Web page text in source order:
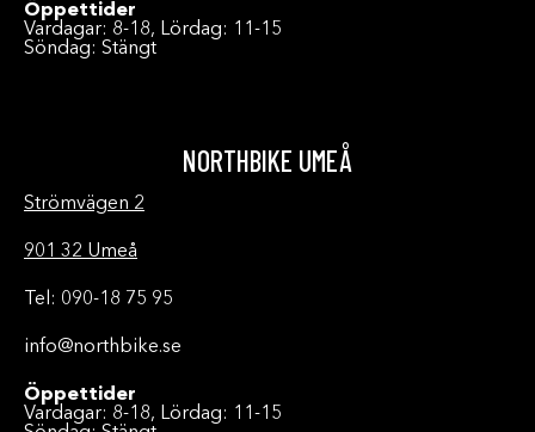
Öppettider
Vardagar: 8-18, Lördag: 11-15
Söndag: Stängt
NORTHBIKE UMEÅ
Strömvägen 2
901 32 Umeå
Tel: 090-18 75 95
info@northbike.se
Öppettider
Vardagar: 8-18, Lördag: 11-15